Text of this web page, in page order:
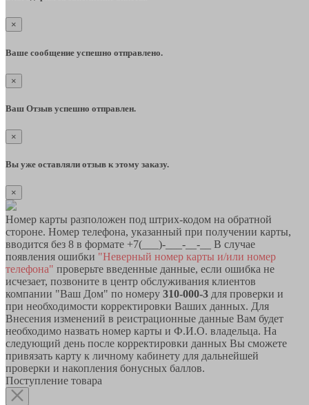
×
Ваше сообщение успешно отправлено.
×
Ваш Отзыв успешно отправлен.
×
Вы уже оставляли отзыв к этому заказу.
×
Номер карты разположен под штрих-кодом на обратной
стороне. Номер телефона, указанный при получении карты,
вводится без 8 в формате +7(___)-___-__-__ В случае
появления ошибки "Неверный номер карты и/или номер
телефона" проверьте введенные данные, если ошибка не
исчезает, позвоните в центр обслуживания клиентов
компании "Ваш Дом" по номеру 310-000-3 для проверки и
при необходимости корректировки Ваших данных. Для
Внесения изменений в реистрационные данные Вам будет
необходимо назвать номер карты и Ф.И.О. владельца. На
следующий день после корректировки данных Вы сможете
привязать карту к личному кабинету для дальнейшей
проверки и накопления бонусных баллов.
Поступление товара